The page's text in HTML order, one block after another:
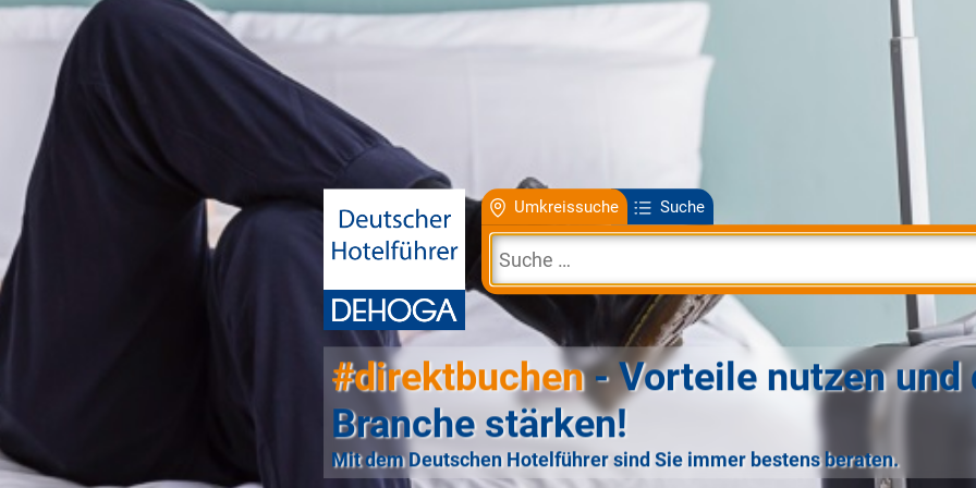
Umkreissuche Suche
#direktbuchen- Vorteile nutzen und
Branche stärken!
Mit dem Deutschen Hotelführer sind Sie immer bestens beraten.